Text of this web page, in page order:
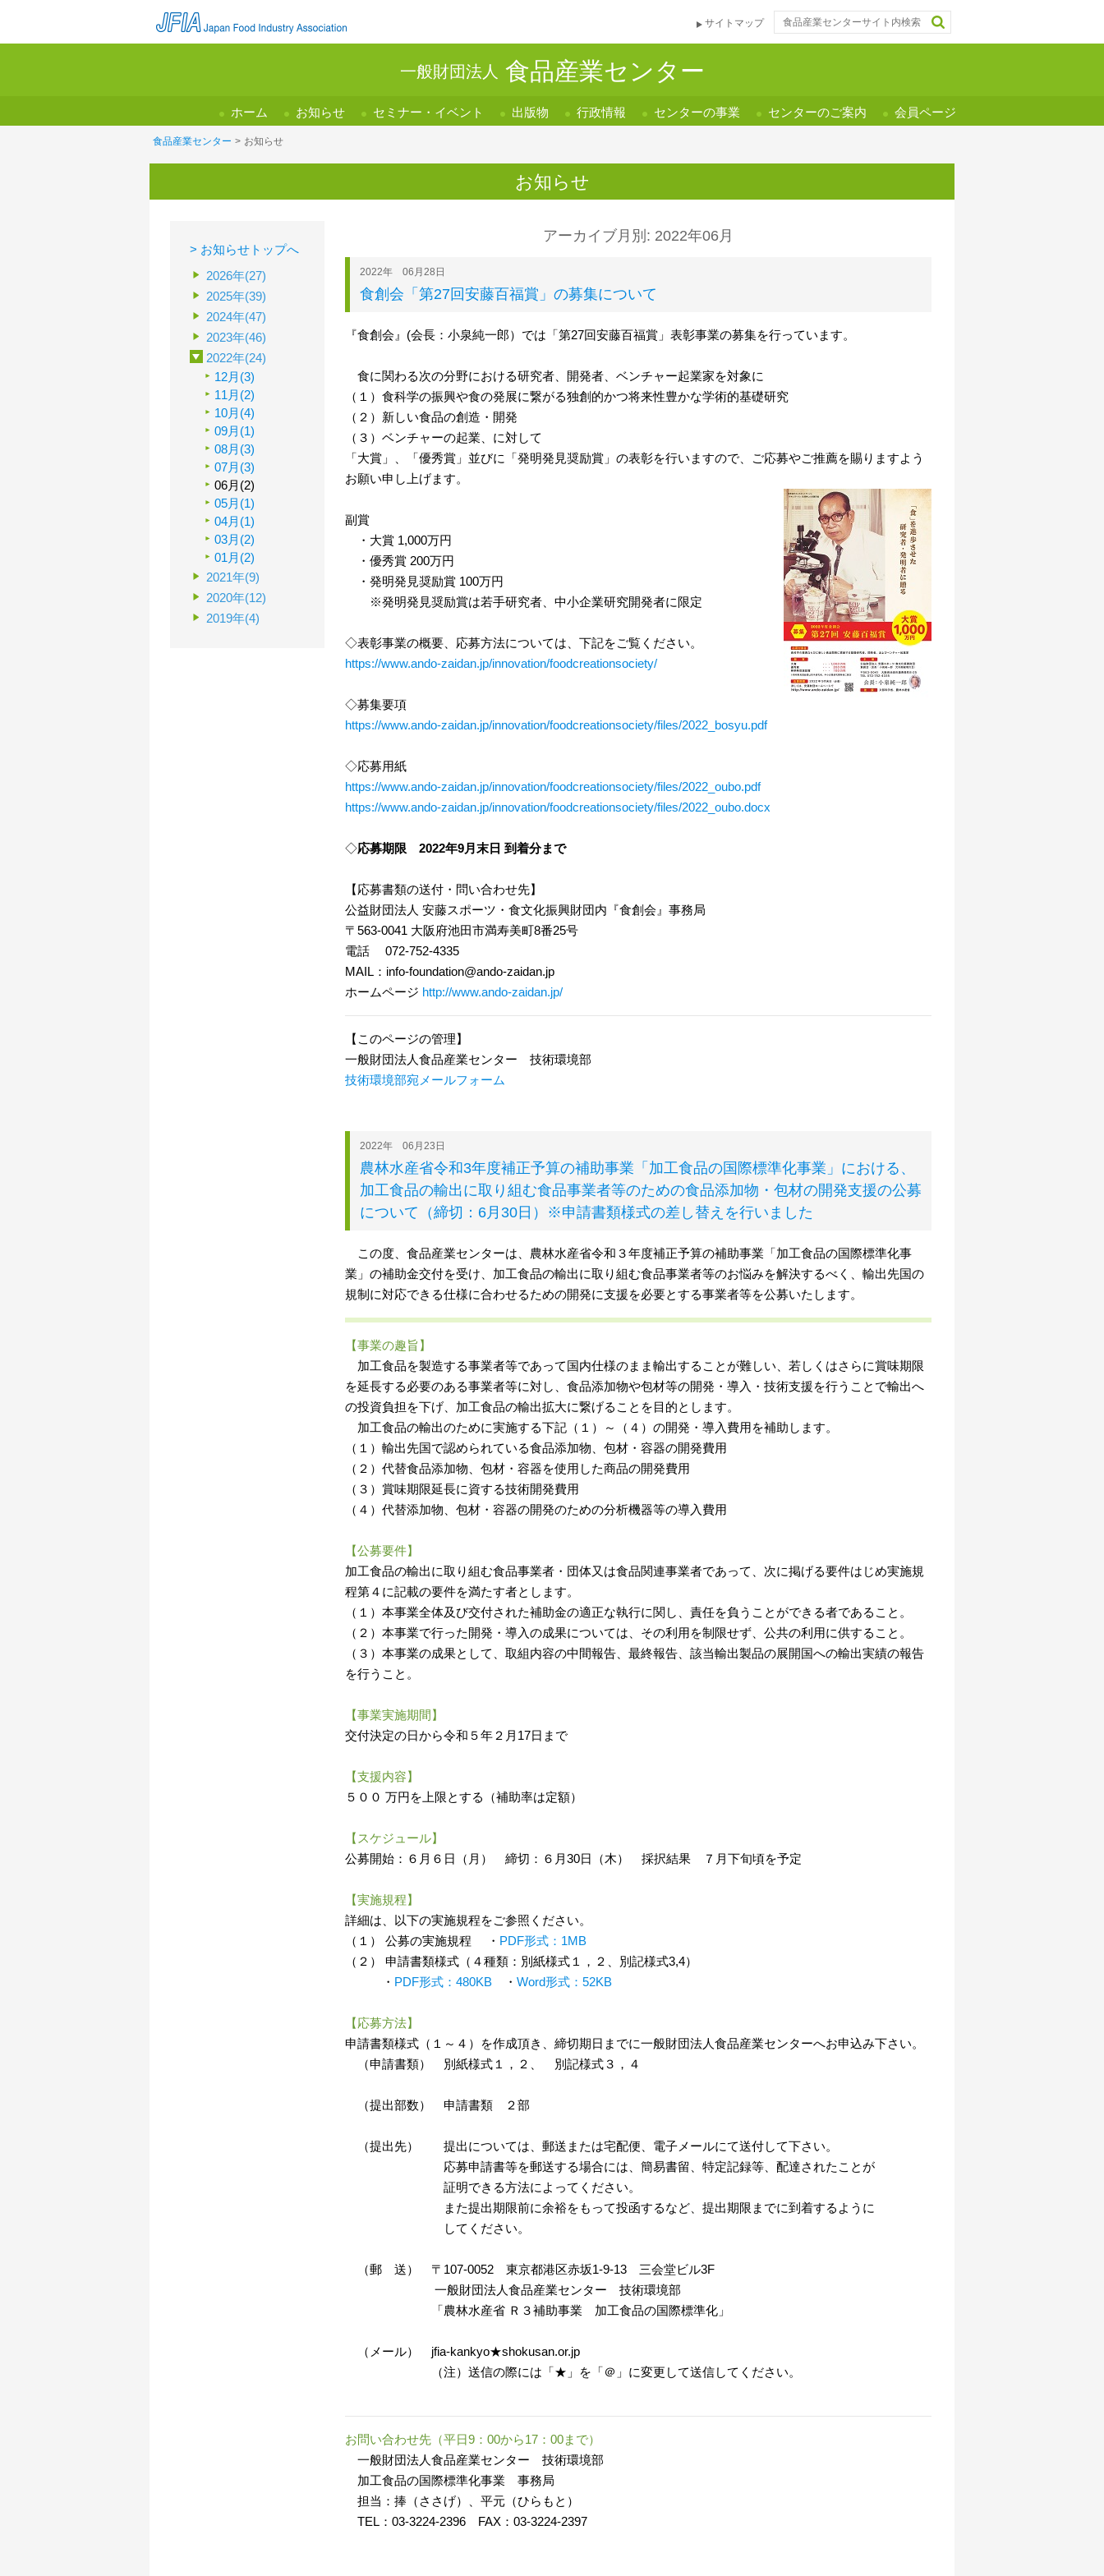
サイトマップ
一般財団法人 食品産業センター
ホーム お知らせ セミナー・イベント 出版物 行政情報 センターの事業 センターのご案内 会員ページ
食品産業センター > お知らせ
お知らせ
> お知らせトップへ
2026年(27)
2025年(39)
2024年(47)
2023年(46)
2022年(24)
12月(3)
11月(2)
10月(4)
09月(1)
08月(3)
07月(3)
06月(2)
05月(1)
04月(1)
03月(2)
01月(2)
2021年(9)
2020年(12)
2019年(4)
アーカイブ月別: 2022年06月
2022年 06月28日
食創会「第27回安藤百福賞」の募集について
『食創会』(会長：小泉純一郎）では「第27回安藤百福賞」表彰事業の募集を行っています。
食に関わる次の分野における研究者、開発者、ベンチャー起業家を対象に
（１）食科学の振興や食の発展に繋がる独創的かつ将来性豊かな学術的基礎研究
（２）新しい食品の創造・開発
（３）ベンチャーの起業、に対して
「大賞」、「優秀賞」並びに「発明発見奨励賞」の表彰を行いますので、ご応募やご推薦を賜りますよう
お願い申し上げます。
副賞
・大賞 1,000万円
・優秀賞 200万円
・発明発見奨励賞 100万円
※発明発見奨励賞は若手研究者、中小企業研究開発者に限定
◇表彰事業の概要、応募方法については、下記をご覧ください。
https://www.ando-zaidan.jp/innovation/foodcreationsociety/
◇募集要項
https://www.ando-zaidan.jp/innovation/foodcreationsociety/files/2022_bosyu.pdf
◇応募用紙
https://www.ando-zaidan.jp/innovation/foodcreationsociety/files/2022_oubo.pdf
https://www.ando-zaidan.jp/innovation/foodcreationsociety/files/2022_oubo.docx
◇応募期限 2022年9月末日 到着分まで
【応募書類の送付・問い合わせ先】
公益財団法人 安藤スポーツ・食文化振興財団内『食創会』事務局
〒563-0041 大阪府池田市満寿美町8番25号
電話 072-752-4335
MAIL：info-foundation@ando-zaidan.jp
ホームページ http://www.ando-zaidan.jp/
【このページの管理】
一般財団法人食品産業センター 技術環境部
技術環境部宛メールフォーム
2022年 06月23日
農林水産省令和3年度補正予算の補助事業「加工食品の国際標準化事業」における、
加工食品の輸出に取り組む食品事業者等のための食品添加物・包材の開発支援の公募
について（締切：6月30日）※申請書類様式の差し替えを行いました
この度、食品産業センターは、農林水産省令和３年度補正予算の補助事業「加工食品の国際標準化事
業」の補助金交付を受け、加工食品の輸出に取り組む食品事業者等のお悩みを解決するべく、輸出先国の
規制に対応できる仕様に合わせるための開発に支援を必要とする事業者等を公募いたします。
【事業の趣旨】
加工食品を製造する事業者等であって国内仕様のまま輸出することが難しい、若しくはさらに賞味期限
を延長する必要のある事業者等に対し、食品添加物や包材等の開発・導入・技術支援を行うことで輸出へ
の投資負担を下げ、加工食品の輸出拡大に繋げることを目的とします。
加工食品の輸出のために実施する下記（１）～（４）の開発・導入費用を補助します。
（１）輸出先国で認められている食品添加物、包材・容器の開発費用
（２）代替食品添加物、包材・容器を使用した商品の開発費用
（３）賞味期限延長に資する技術開発費用
（４）代替添加物、包材・容器の開発のための分析機器等の導入費用
【公募要件】
加工食品の輸出に取り組む食品事業者・団体又は食品関連事業者であって、次に掲げる要件はじめ実施規
程第４に記載の要件を満たす者とします。
（１）本事業全体及び交付された補助金の適正な執行に関し、責任を負うことができる者であること。
（２）本事業で行った開発・導入の成果については、その利用を制限せず、公共の利用に供すること。
（３）本事業の成果として、取組内容の中間報告、最終報告、該当輸出製品の展開国への輸出実績の報告
を行うこと。
【事業実施期間】
交付決定の日から令和５年２月17日まで
【支援内容】
５００ 万円を上限とする（補助率は定額）
【スケジュール】
公募開始：６月６日（月） 締切：６月30日（木） 採択結果 ７月下旬頃を予定
【実施規程】
詳細は、以下の実施規程をご参照ください。
（１） 公募の実施規程 ・ PDF形式：1MB
（２） 申請書類様式（４種類：別紙様式１，２、別記様式3,4）
・ PDF形式：480KB ・ Word形式：52KB
【応募方法】
申請書類様式（１～４）を作成頂き、締切期日までに一般財団法人食品産業センターへお申込み下さい。
（申請書類） 別紙様式１，２、 別記様式３，４
（提出部数） 申請書類 ２部
（提出先） 提出については、郵送または宅配便、電子メールにて送付して下さい。
応募申請書等を郵送する場合には、簡易書留、特定記録等、配達されたことが
証明できる方法によってください。
また提出期限前に余裕をもって投函するなど、提出期限までに到着するように
してください。
（郵 送） 〒107-0052 東京都港区赤坂1-9-13 三会堂ビル3F
一般財団法人食品産業センター 技術環境部
「農林水産省 Ｒ３補助事業 加工食品の国際標準化」
（メール） jfia-kankyo★shokusan.or.jp
（注）送信の際には「★」を「＠」に変更して送信してください。
お問い合わせ先（平日9：00から17：00まで）
一般財団法人食品産業センター 技術環境部
加工食品の国際標準化事業 事務局
担当：捧（ささげ）、平元（ひらもと）
TEL：03-3224-2396 FAX：03-3224-2397